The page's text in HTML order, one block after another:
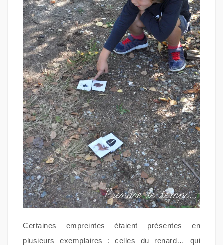
Certaines empreintes étaient présentes en
plusieurs exemplaires : celles du renard… qui